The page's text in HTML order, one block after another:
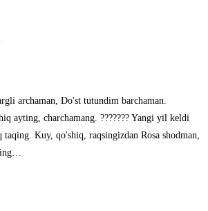
archaman, Do'st tutundim barchaman.
ayting, charchamang. ??????? Yangi yil keldi
Kuy, qo'shiq, raqsingizdan Rosa shodman,